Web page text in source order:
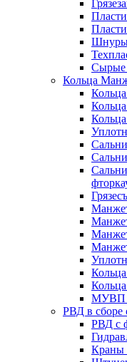
Шнуры
Сырые
Кольца
МУВП
РВД в
РВД с
Краны